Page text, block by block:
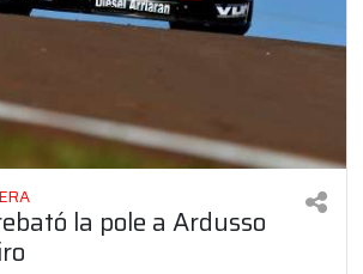
la pole a Ardusso